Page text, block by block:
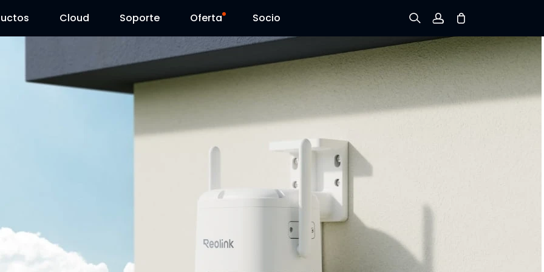
Cloud Soporte
Centro de Soporte
Centro de Descarga
Oferta
Ventas Flash
Reolink Day
Socio
Registrarse